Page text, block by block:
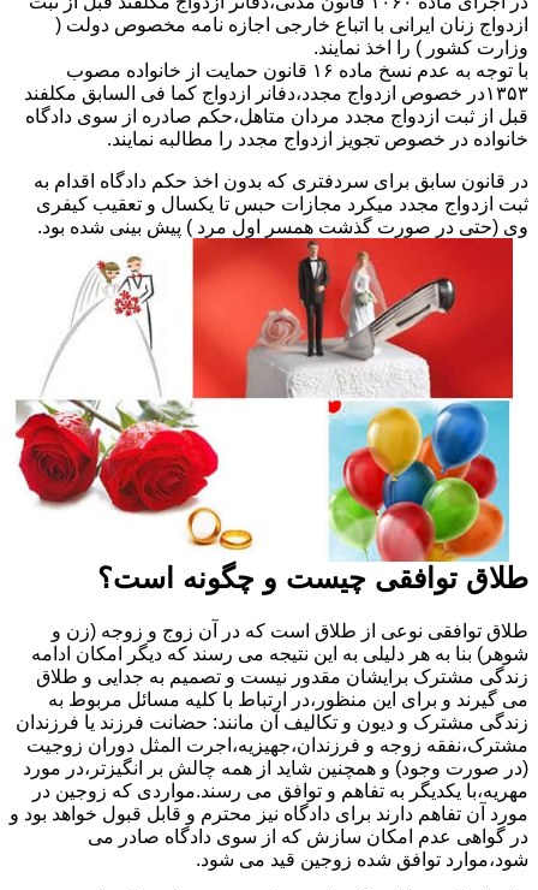
ازدواج زنان ایرانی با اتباع خارجی اجازه نامه مخصوص دولت (
وزارت کشور ) را اخذ نمایند.
با توجه به عدم نسخ ماده ۱۶ قانون حمایت از خانواده مصوب
۱۳۵۳در خصوص ازدواج مجدد،دفانر ازدواج کما فی السابق مکلفند
قبل از ثبت ازدواج مجدد مردان متاهل،حکم صادره از سوی دادگاه
خانواده در خصوص تجویز ازدواج مجدد را مطالبه نمایند.
در قانون سابق برای سردفتری که بدون اخذ حکم دادگاه اقدام به
ثبت ازدواج مجدد میکرد مجازات حبس تا یکسال و تعقیب کیفری
وی (حتی در صورت گذشت همسر اول مرد ) پیش بینی شده بود.
طلاق توافقی چیست و چگونه است؟
طلاق توافقی نوعی از طلاق است که در آن زوج و زوجه (زن و
شوهر) بنا به هر دلیلی به این نتیجه می رسند که دیگر امکان ادامه
زندگی مشترک برایشان مقدور نیست و تصمیم به جدایی و طلاق
می گیرند و برای این منظور،در ارتباط با کلیه مسائل مربوط به
زندگی مشترک و دیون و تکالیف آن مانند: حضانت فرزند یا فرزندان
مشترک،نفقه زوجه و فرزندان،جهیزیه،اجرت المثل دوران زوجیت
(در صورت وجود) و همچنین شاید از همه چالش بر انگیزتر،در مورد
مهریه،با یکدیگر به تفاهم و توافق می رسند.مواردی که زوجین در
مورد آن تفاهم دارند برای دادگاه نیز محترم و قابل قبول خواهد بود و
در گواهی عدم امکان سازش که از سوی دادگاه صادر می
شود،موارد توافق شده زوجین قید می شود.